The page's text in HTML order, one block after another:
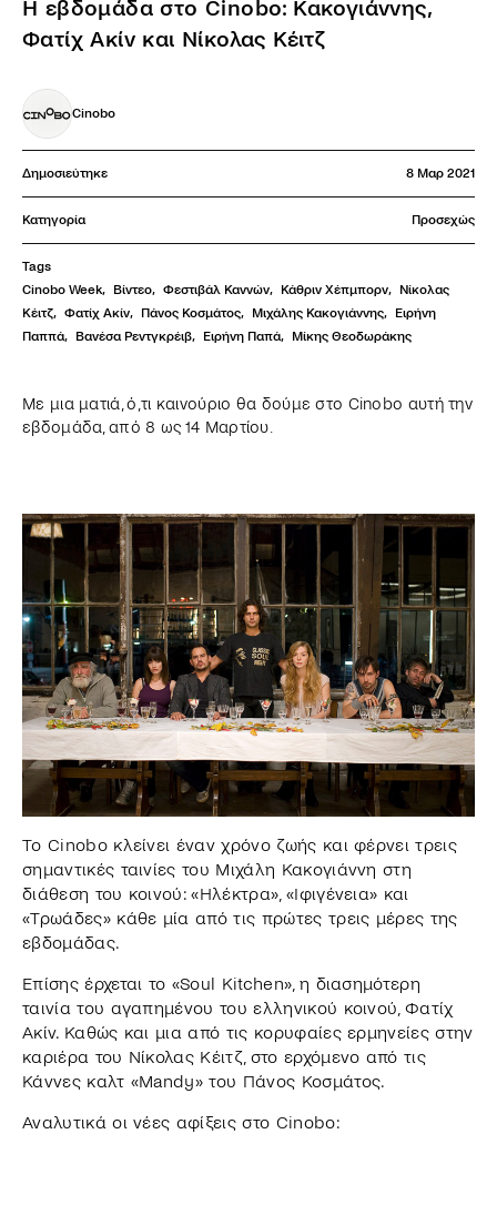
Η εβδομάδα στο Cinobo: Κακογιάννης,
Φατίχ Ακίν και Νίκολας Κέιτζ
Cinobo
Δημοσιεύτηκε 8 Μαρ 2021
Κατηγορία Προσεχώς
Tags
Cinobo Week, Βίντεο, Φεστιβάλ Καννών, Κάθριν Χέπμπορν,
Νίκολας
Κέιτζ, Φατίχ Ακίν, Πάνος Κοσμάτος, Μιχάλης Κακογιάννης,
Ειρήνη
Παππά, Βανέσα Ρεντγκρέιβ, Ειρήνη Παπά, Μίκης Θεοδωράκης
Με μια ματιά, ό,τι καινούριο θα δούμε στο Cinobo αυτή την
εβδομάδα, από 8 ως 14 Μαρτίου.
Το Cinobo κλείνει έναν χρόνο ζωής και φέρνει τρεις
σημαντικές ταινίες του Μιχάλη Κακογιάννη στη
διάθεση του κοινού: «Ηλέκτρα», «Ιφιγένεια» και
«Τρωάδες» κάθε μία από τις πρώτες τρεις μέρες της
εβδομάδας.
Επίσης έρχεται το «Soul Kitchen», η διασημότερη
ταινία του αγαπημένου του ελληνικού κοινού, Φατίχ
Ακίν. Καθώς και μια από τις κορυφαίες ερμηνείες στην
καριέρα του Νίκολας Κέιτζ, στο ερχόμενο από τις
Κάννες καλτ «Mandy» του Πάνος Κοσμάτος.
Αναλυτικά οι νέες αφίξεις στο Cinobo: